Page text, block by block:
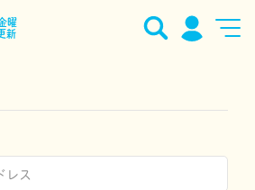
曜
新